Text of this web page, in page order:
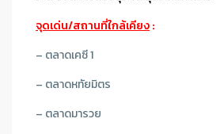
จุดเด่น/สถานที่ใกล้เคียง:
– ตลาดเคซี 1
– ตลาดหทัยมิตร
– ตลาดมารวย